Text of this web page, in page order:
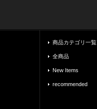
商品カテゴリ一覧
全商品
New Items
recommended